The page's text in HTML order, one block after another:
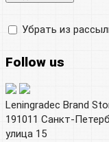
Убрать из
Follow us
Leningradec Brand
191011 Санкт-
улица 15